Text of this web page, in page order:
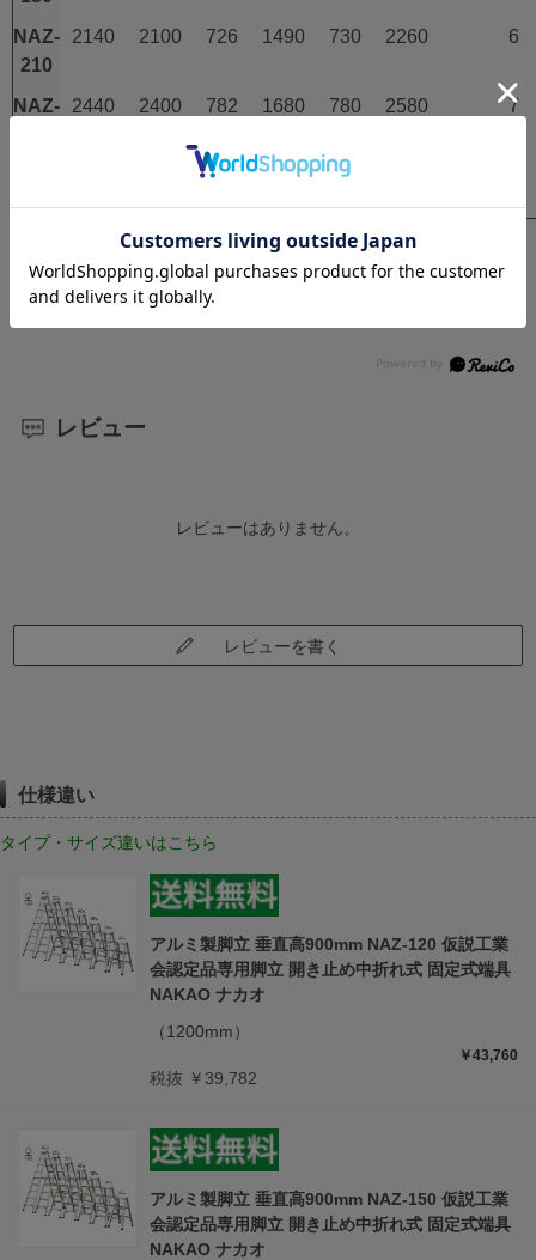
NAZ-
210
2140 2100 726 1490 730 2260 6
NAZ-
2440 2400 782 1680 780 2580 7
270
836 1868 840
関連ワード：ナカオ, アルミ合金製,仮設工業会認定
品,固定式端具,専用脚立,幅広ステップ(50mm以上),折
畳み式,脚固定式,脚立,高所作業（2m以上）
レビュー
レビューはありません。
レビューを書く
仕様違い
タイプ・サイズ違いはこちら
アルミ製脚立 垂直高900mm NAZ-120 仮説工業
会認定品専用脚立 開き止め中折れ式 固定式端具
NAKAO ナカオ
（1200mm）
￥43,760
税抜 ￥39,782
アルミ製脚立 垂直高900mm NAZ-150 仮説工業
会認定品専用脚立 開き止め中折れ式 固定式端具
NAKAO ナカオ